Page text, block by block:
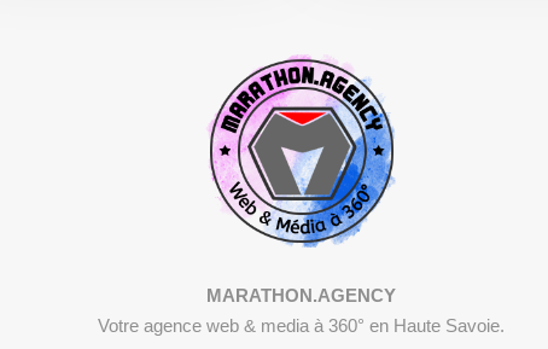
MARATHON.AGENCY
Votre agence web & media à 360° en Haute Savoie.